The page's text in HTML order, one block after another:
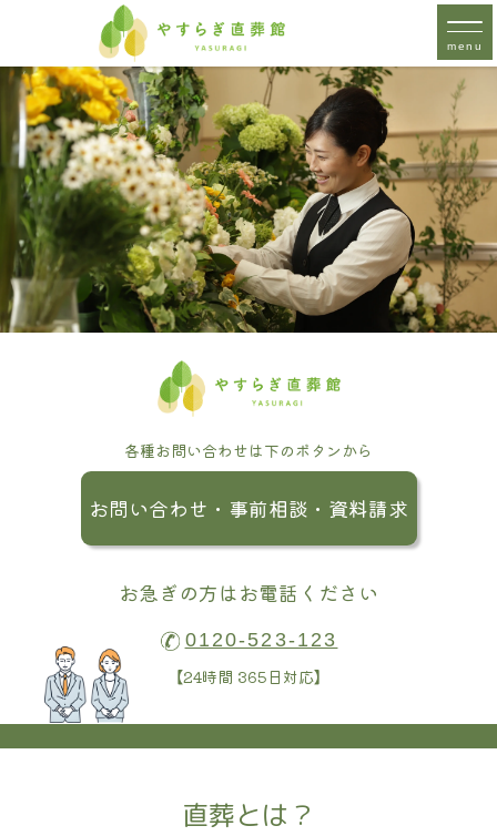
menu
各種お問い合わせは下のボタンから
お問い合わせ・事前相談・資料請求
お急ぎの方はお電話ください
0120-523-123
【24時間 365日対応】
直葬とは？